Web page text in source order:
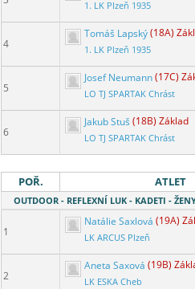
1. LK Plzeň 1935
4
Tomáš Lapský(18A)
1. LK Plzeň 1935
5
Josef Neumann(17C)
LO TJ SPARTAK Chrást
6
Jakub Stuš (18B) Základ
LO TJ SPARTAK Chrást
POŘ. ATLET
OUTDOOR - REFLEXNÍ LUK - KADETI -
1
Natálie Saxlová (19A)
LK ARCUS Plzeň
2
Aneta Saxová (19B)
LK ESKA Cheb